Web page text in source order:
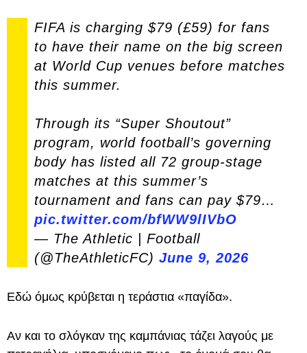
FIFA is charging $79 (£59) for fans
to have their name on the big screen
at World Cup venues before matches
this summer.
Through its “Super Shoutout”
program, world football’s governing
body has listed all 72 group-stage
matches at this summer’s
tournament and fans can pay $79…
pic.twitter.com/bfWW9lIVbO
— The Athletic | Football
(@TheAthleticFC) June 9, 2026
Εδώ όμως κρύβεται η τεράστια «παγίδα».
Αν και το σλόγκαν της καμπάνιας τάζει λαγούς με